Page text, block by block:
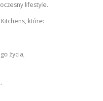
lifestyle.
które:
życia,